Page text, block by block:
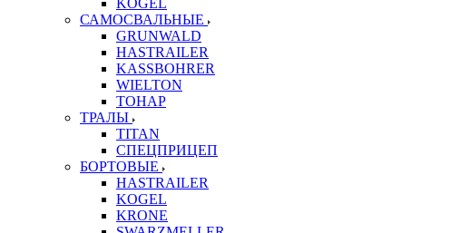
KOGEL
САМОСВАЛЬНЫЕ
GRUNWALD
HASTRAILER
KASSBOHRER
WIELTON
ТОНАР
ТРАЛЫ
TITAN
СПЕЦПРИЦЕП
БОРТОВЫЕ
HASTRAILER
KOGEL
KRONE